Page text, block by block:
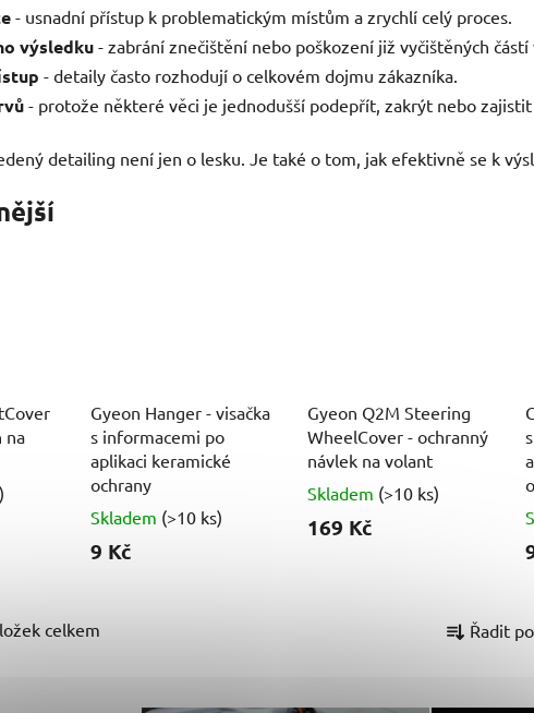
- usnadní přístup k problematickým místům a zrychlí celý proces.
výsledku - zabrání znečištění nebo poškození již vyčištěných částí
- detaily často rozhodují o celkovém dojmu zákazníka.
- protože některé věci je jednodušší podepřít, zakrýt nebo zajistit
detailing není jen o lesku. Je také o tom, jak efektivně se k
na
Gyeon Hanger - visačka
s informacemi po
aplikaci keramické
ochrany
Skladem (>10 ks)
9 Kč
Gyeon Q2M Steering
WheelCover - ochranný
návlek na volant
Skladem (>10 ks)
169 Kč
celkem
a Řadit